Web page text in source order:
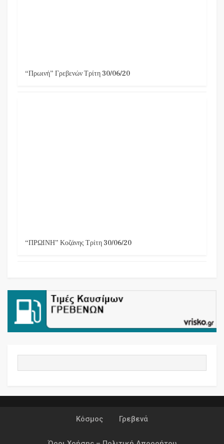
“Πρωινή” Γρεβενών Τρίτη 30/06/20
“ΠΡΩΙΝΗ” Κοζάνης Τρίτη 30/06/20
Κόσμος Γρεβενά